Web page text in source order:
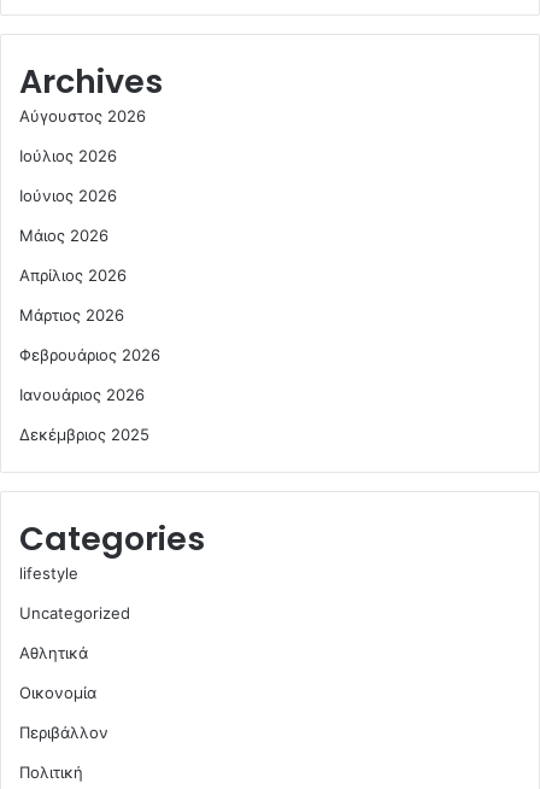
Archives
Αύγουστος 2026
Ιούλιος 2026
Ιούνιος 2026
Μάιος 2026
Απρίλιος 2026
Μάρτιος 2026
Φεβρουάριος 2026
Ιανουάριος 2026
Δεκέμβριος 2025
Categories
lifestyle
Uncategorized
Αθλητικά
Οικονομία
Περιβάλλον
Πολιτική